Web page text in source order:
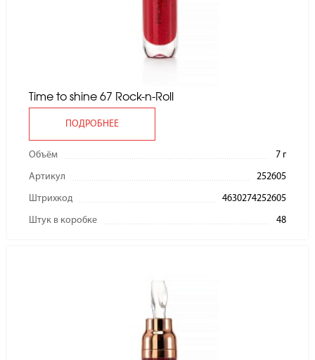
Time to shine 67 Rock-n-Roll
ПОДРОБНЕЕ
Объём 7 г
Артикул 252605
Штрихкод 4630274252605
Штук в коробке 48